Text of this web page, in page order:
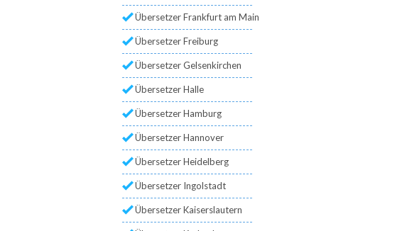
Übersetzer Frankfurt am Main
Übersetzer Freiburg
Übersetzer Gelsenkirchen
Übersetzer Halle
Übersetzer Hamburg
Übersetzer Hannover
Übersetzer Heidelberg
Übersetzer Ingolstadt
Übersetzer Kaiserslautern